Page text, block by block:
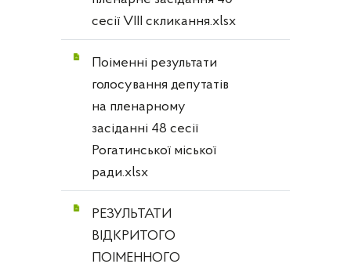
сесії VIII скликання.xlsx
Поіменні результати
голосування депутатів
на пленарному
засіданні 48 сесії
Рогатинської міської
ради.xlsx
РЕЗУЛЬТАТИ
ВІДКРИТОГО
ПОІМЕННОГО